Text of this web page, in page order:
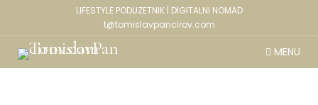
LIFESTYLE PODUZETNIK | DIGITALNI NOMAD
t@tomislavpancirov.com
MENU